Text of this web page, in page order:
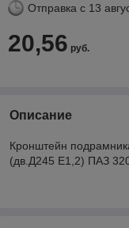
Отправка с 13
20,56 руб.
Описание
Кронштейн
(дв.Д245 Е1,2) ПАЗ